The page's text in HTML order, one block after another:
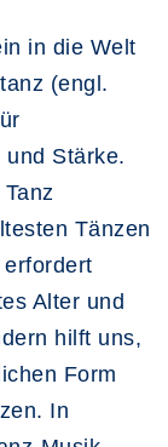
in die Welt
(engl.
Stärke.
Tänzen
Alter und
hilft uns,
Form
In